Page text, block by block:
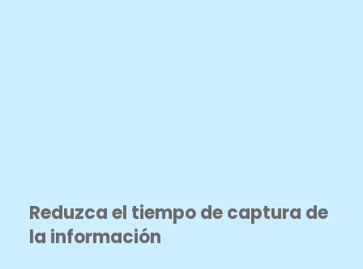
Reduzca el tiempo de captura de
la información